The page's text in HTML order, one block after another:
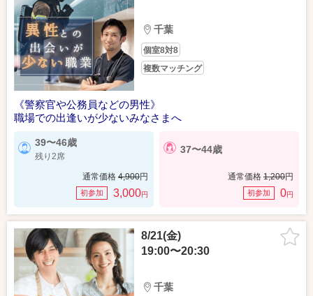
千葉
個室8対8
複数マッチング
《警察官や公務員などの男性》
職場での出逢いが少ないみなさまへ
39〜46歳
残り2席
通常価格 4,900円
初参加 3,000円
37〜44歳
通常価格 1,200円
初参加 0円
8/21(金)
19:00〜20:30
千葉